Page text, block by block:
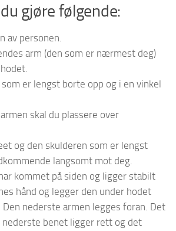
gjøre følgende:
av personen.
arm (den som er nærmest deg)
er lengst borte opp og i en vinkel
skal du plassere over
og den skulderen som er lengst
langsomt mot deg.
kommet på siden og ligger stabilt
hånd og legger den under hodet
nederste armen legges foran. Det
benet ligger rett og det